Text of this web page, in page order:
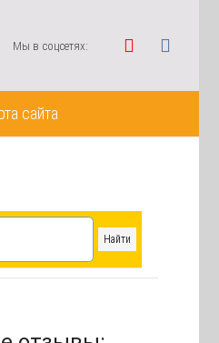
Мы в соцсетях:
сайта